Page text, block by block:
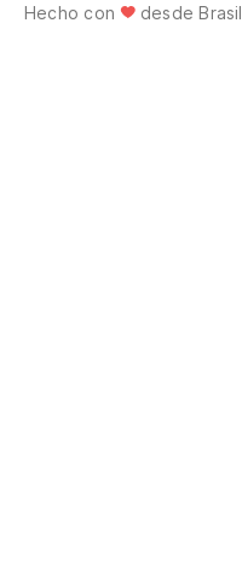
Hecho con
desde Brasil